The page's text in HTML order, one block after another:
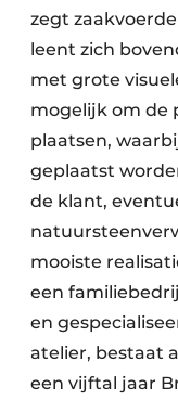
zegt
leent zich
met grote
mogelijk om de
plaatsen,
geplaatst
de klant,
mooiste
een
en
atelier, bestaat
een vijftal jaar